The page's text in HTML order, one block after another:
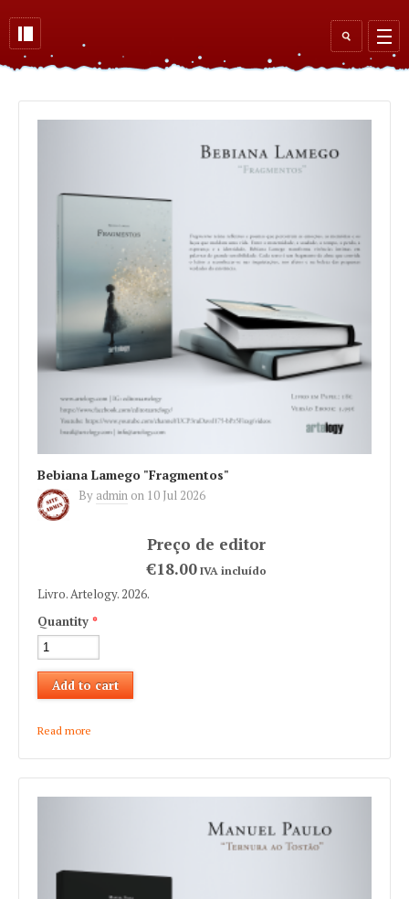
Search
form
Bebiana Lamego "Fragmentos"
By admin on 10 Jul 2026
€18.00IVA incluído
Livro. Artelogy. 2026.
Quantity *
Read more